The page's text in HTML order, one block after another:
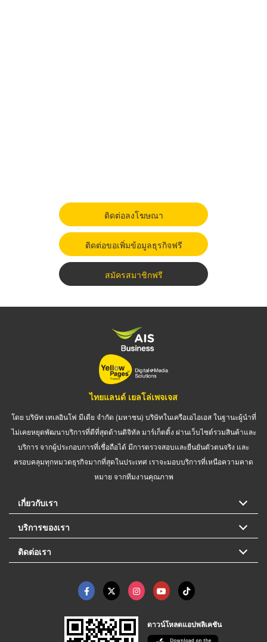
ติดต่อลงโฆษณา
ติดต่อขอเพิ่มข้อมูลธุรกิจฟรี
สมัครสมาชิกฟรี
ไทยแลนด์ เยลโล่เพจเจส
โดย บริษัท เทเลอินโฟ มีเดีย จำกัด (มหาชน) บริษัทในเครือเอไอเอส ในฐานะผู้นำที่
ไม่เคยหยุดพัฒนาบริการที่ดีที่สุดด้านดิจิทัล มาร์เก็ตติ้ง ผ่านเว็บไซต์รวมสินค้าและ
บริการ จากผู้ประกอบการที่เชื่อถือได้ มีการตรวจสอบและยืนยันตัวตนจริง และ
ครอบคลุมทุกหมวดธุรกิจมากที่สุดในประเทศ เราจะมอบบริการที่เหนือความคาด
หมาย จากทีมงานคุณภาพ
เกี่ยวกับเรา
บริการของเรา
ติดต่อเรา
ดาวน์โหลดแอปพลิเคชัน